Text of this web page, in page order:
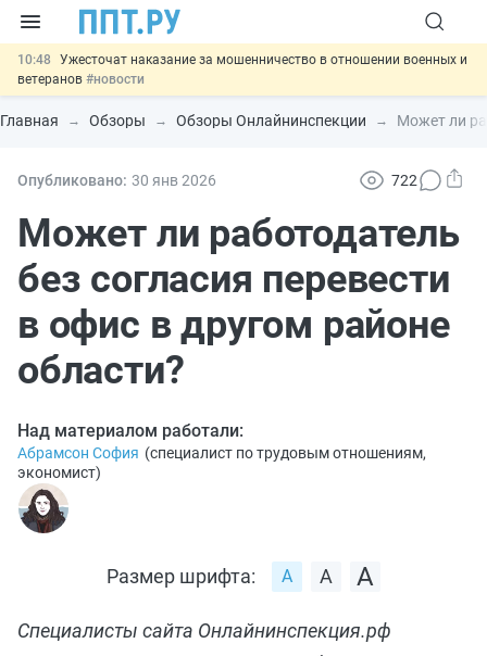
10:48
Ужесточат наказание за мошенничество в отношении военных и
ветеранов #новости
10:00 Введут маркировку и идентификацию игроков в видеоиграх
#новости
00:01
7 августа: важные документы, вступающие в силу сегодня
11:31
Разработают единые критерии трудовых и ГПХ-
отношений #новости
Главная Обзоры Обзоры Онлайнинспекции Может ли
Опубликовано: 30 янв2026 722
Может ли работодатель
без согласия перевести
в офис в другом районе
области?
Над материалом работали:
Абрамсон София (специалист по трудовым отношениям,
экономист)
Размер шрифта:
Специалисты сайта Онлайнинспекция.рф